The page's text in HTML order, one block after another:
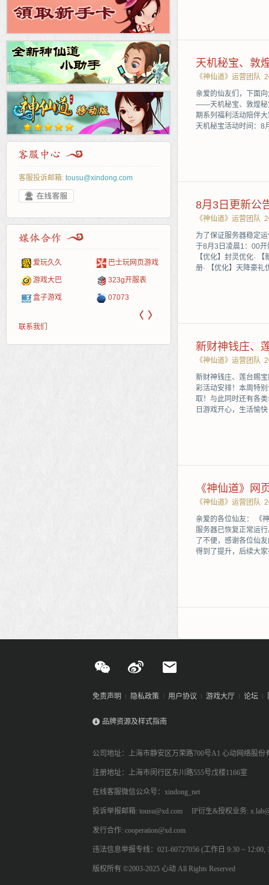
客服投诉邮箱: tousu@xindong.com
爱玩久久 巴士玩网页游戏
游戏大巴 323g开服表
盒子游戏 07073
页游网
多玩
游一游
开服网
〈 〉
联系我们
天机秘宝、敦
《神仙道》运营团队
亲爱的仙友们，下面
——天机秘宝、敦煌秘
期系列福利活动陪伴
天机秘宝活动时间：8
8月3日更新公
《神仙道》运营团队
为了保证服务器稳定
于8月3日凌晨1：00开
【优化】封灵优化·
册· 【优化】天降豪
新财神钱庄、
《神仙道》运营团队
新财神钱庄、莲台赐
彩活动安排！本周特
取！与此同时还有各
日游戏开心，生活愉
《神仙道》网
《神仙道》运营团队
亲爱的各位仙友： 《
服务器已恢复正常运
了不便，感谢各位仙
得到了提升，后续大
免责声明 隐私政策 用户协议 游戏大厅 论坛
品牌资源及样式指南
公司地址：上海市静安区万荣路700号A1 心动网络股份
注册地址：上海市闵行区东川路555号戊楼1166室
在线客服微信公众号：xindong_net
投诉举报邮箱: tousu@xd.com IP衍生&授权业务:
发行合作: cooperation@xd.com
违法信息举报专线：021-60727056 (工作日 9:30 ~ 12:00,
版权所有 ©2003-2025 心动 All Rights Reserved